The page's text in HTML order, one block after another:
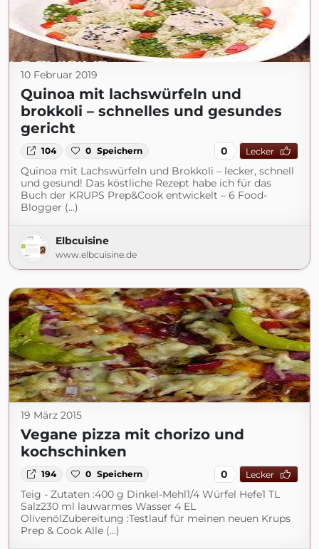
10 Februar 2019
Quinoa mit lachswürfeln und
brokkoli – schnelles und gesundes
gericht
104 0 Speichern 0 Lecker
Quinoa mit Lachswürfeln und Brokkoli – lecker, schnell
und gesund! Das köstliche Rezept habe ich für das
Buch der KRUPS Prep&Cook entwickelt – 6 Food-
Blogger (...)
Elbcuisine
www.elbcuisine.de
19 März 2015
Vegane pizza mit chorizo und
kochschinken
194 0 Speichern 0 Lecker
Teig - Zutaten :400 g Dinkel-Mehl1/4 Würfel Hefe1 TL
Salz230 ml lauwarmes Wasser 4 EL
OlivenölZubereitung :Testlauf für meinen neuen Krups
Prep & Cook Alle (...)